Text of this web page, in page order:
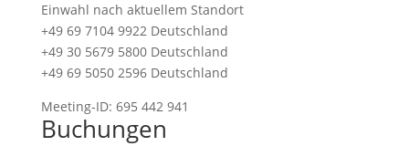
Einwahl nach aktuellem Standort
+49 69 7104 9922 Deutschland
+49 30 5679 5800 Deutschland
+49 69 5050 2596 Deutschland
Meeting-ID: 695 442 941
Buchungen